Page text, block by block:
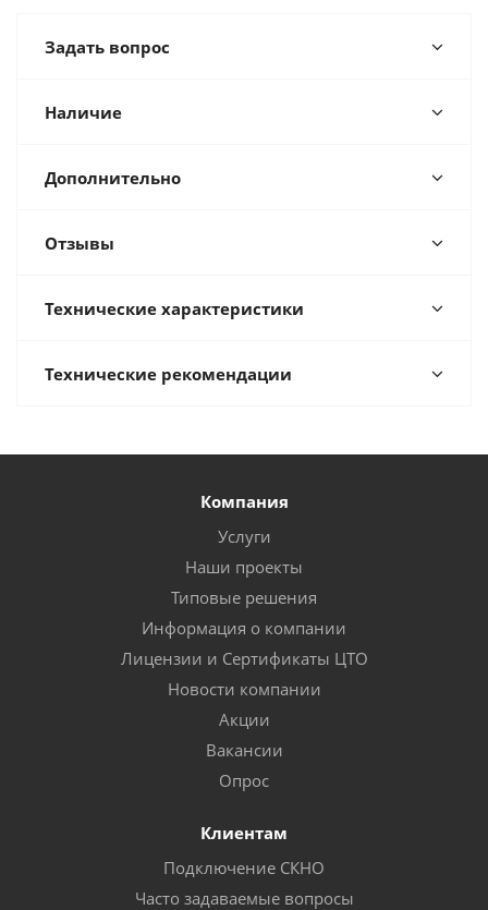
Задать вопрос
Наличие
Дополнительно
Отзывы
Технические характеристики
Технические рекомендации
Компания
Услуги
Наши проекты
Типовые решения
Информация о компании
Лицензии и Сертификаты ЦТО
Новости компании
Акции
Вакансии
Опрос
Клиентам
Подключение СКНО
Часто задаваемые вопросы